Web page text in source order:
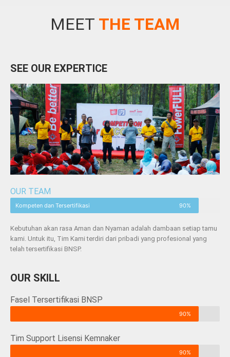
MEET THE TEAM
SEE OUR EXPERTICE
OUR TEAM
Kompeten dan Tersertifikasi 90%
Kebutuhan akan rasa Aman dan Nyaman adalah dambaan setiap tamu
kami. Untuk itu, Tim Kami terdiri dari pribadi yang profesional yang
telah tersertifikasi BNSP.
OUR SKILL
Fasel Tersertifikasi BNSP
90%
Tim Support Lisensi Kemnaker
90%